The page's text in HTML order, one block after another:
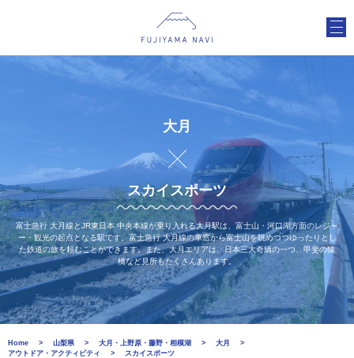
大月
スカイスポーツ
富士急行 大月線とJR東日本 中央本線が乗り入れる大月駅は、富士山・河口湖方面のレジャ
ー・観光の起点となる駅です。富士急行 大月線の車窓から富士山を眺めつつゆったりとし
た鉄道の旅を頼むことができます。また、大月エリアは、日本三大奇矯の一つ、甲斐の猿
橋など見所もたくさんあります。
Home 山梨県 大月・上野原・藤野・相模湖
大月
アウトドア・アクティビティ
スカイスポーツ